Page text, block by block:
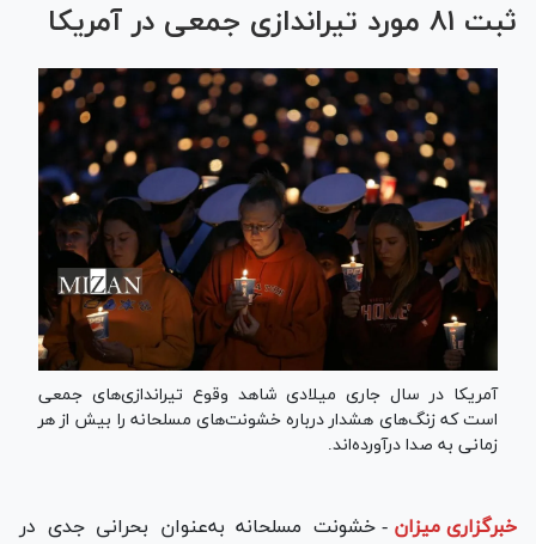
ثبت ۸۱ مورد تیراندازی جمعی در آمریکا
آمریکا در سال جاری میلادی شاهد وقوع تیراندازی‌های جمعی
است که زنگ‌های هشدار درباره خشونت‌های مسلحانه را بیش از هر
زمانی به صدا درآورده‌اند.
خبرگزاری میزان - خشونت مسلحانه به‌عنوان بحرانی جدی در